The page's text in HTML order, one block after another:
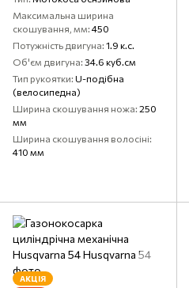
Максимальна ширина
скошування, мм 450
Потужність двигуна 1.9 к.с.
Об'єм двигуна 34.6 куб.см
Тип рукоятки U-подібна
(велосипедна)
Ширина скошування ножа 250
мм
Ширина скошування волосіні
410 мм
АКЦІЯ